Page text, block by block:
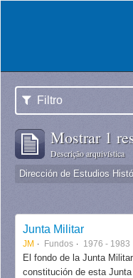
Filtro
Mostrar 1
Descrição arquivística
Junta Militar
JM Fundos 1976 - 1983
El fondo de la Junta
constitución de esta